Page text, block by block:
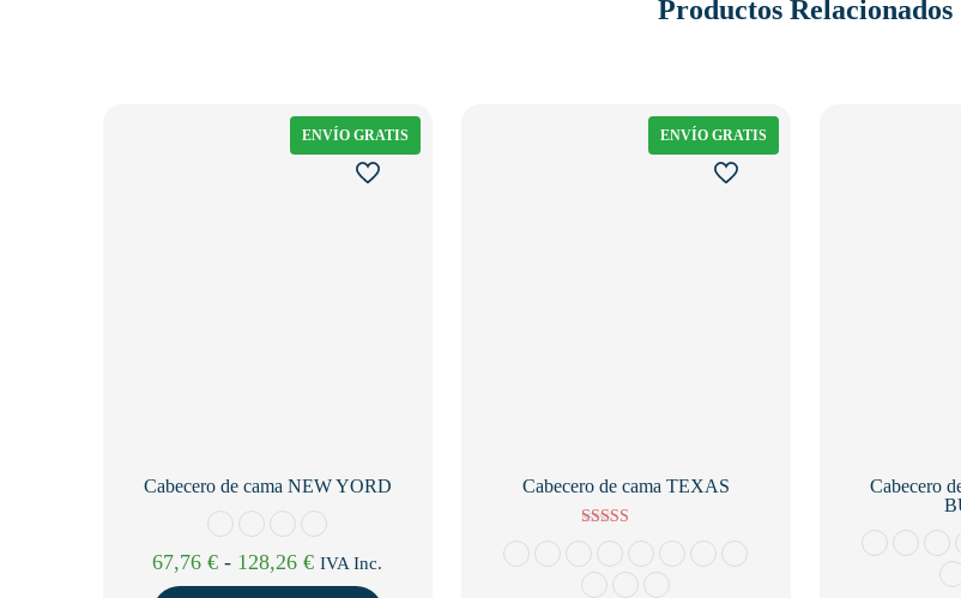
Productos Relacionados
ENVÍO GRATIS
Cabecero de cama NEW YORD
67,76€ - 128,26€Rango
de
IVA Inc.
ENVÍO GRATIS
Cabecero de cama TEXAS
Cabecero